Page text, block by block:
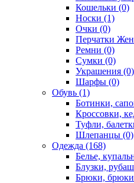
Кошельки (0)
Носки (1)
Очки (0)
Перчатки
Ремни (0)
Сумки (0)
Украшения (0)
Шарфы (0)
Обувь (1)
Ботинки,
Кроссовки,
Туфли,
Шлепанцы (0)
Одежда (168)
Белье,
Блузки,
Брюки,